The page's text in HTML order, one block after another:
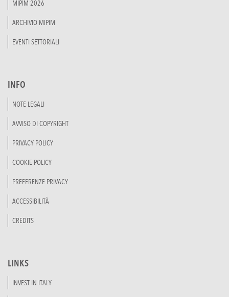
MIPIM 2026
ARCHIVIO MIPIM
EVENTI SETTORIALI
INFO
NOTE LEGALI
AVVISO DI COPYRIGHT
PRIVACY POLICY
COOKIE POLICY
PREFERENZE PRIVACY
ACCESSIBILITÀ
CREDITS
LINKS
INVEST IN ITALY